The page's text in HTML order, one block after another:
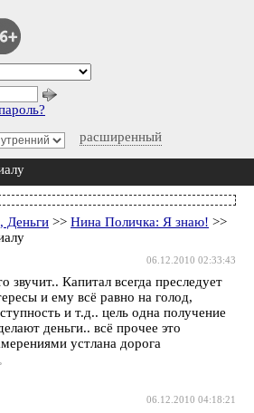
расширенный
Деньги >> Нина Поличка: Я знаю! >>
06.12.2010 02:33:43
звучит.. Капитал всегда преследует
и ему всё равно на голод,
и т.д.. цель одна получение
деньги.. всё прочее это
устлана дорога
06.12.2010 04:18:21